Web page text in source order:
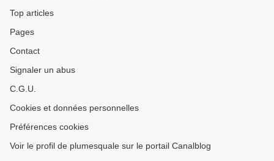
Top articles
Pages
Contact
Signaler un abus
C.G.U.
Cookies et données personnelles
Préférences cookies
Voir le profil de plumesquale sur le portail Canalblog